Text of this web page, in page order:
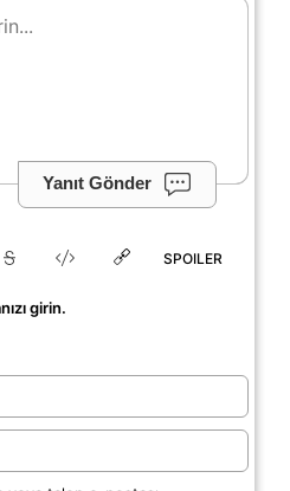
Yanıt Gönder
SPOILER
girin.